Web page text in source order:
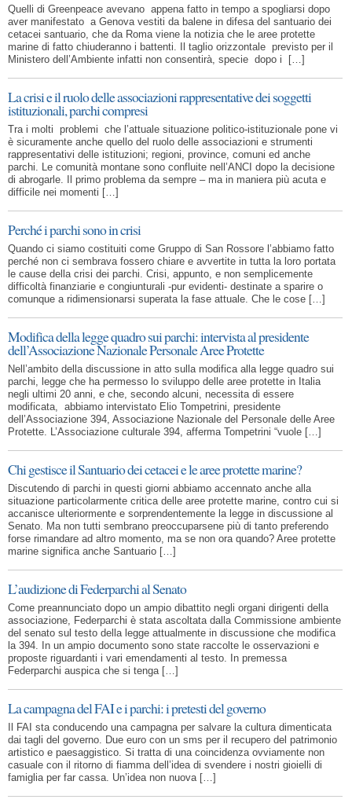
Quelli di Greenpeace avevano appena fatto in tempo a spogliarsi dopo
aver manifestato a Genova vestiti da balene in difesa del santuario dei
cetacei santuario, che da Roma viene la notizia che le aree protette
marine di fatto chiuderanno i battenti. Il taglio orizzontale previsto per il
Ministero dell’Ambiente infatti non consentirà, specie dopo i […]
La crisi e il ruolo delle associazioni rappresentative dei soggetti
istituzionali, parchi compresi
Tra i molti problemi che l’attuale situazione politico-istituzionale pone vi
è sicuramente anche quello del ruolo delle associazioni e strumenti
rappresentativi delle istituzioni; regioni, province, comuni ed anche
parchi. Le comunità montane sono confluite nell’ANCI dopo la decisione
di abrogarle. Il primo problema da sempre – ma in maniera più acuta e
difficile nei momenti […]
Perché i parchi sono in crisi
Quando ci siamo costituiti come Gruppo di San Rossore l’abbiamo fatto
perché non ci sembrava fossero chiare e avvertite in tutta la loro portata
le cause della crisi dei parchi. Crisi, appunto, e non semplicemente
difficoltà finanziarie e congiunturali -pur evidenti- destinate a sparire o
comunque a ridimensionarsi superata la fase attuale. Che le cose […]
Modifica della legge quadro sui parchi: intervista al presidente
dell’Associazione Nazionale Personale Aree Protette
Nell’ambito della discussione in atto sulla modifica alla legge quadro sui
parchi, legge che ha permesso lo sviluppo delle aree protette in Italia
negli ultimi 20 anni, e che, secondo alcuni, necessita di essere
modificata, abbiamo intervistato Elio Tompetrini, presidente
dell’Associazione 394, Associazione Nazionale del Personale delle Aree
Protette. L’Associazione culturale 394, afferma Tompetrini “vuole […]
Chi gestisce il Santuario dei cetacei e le aree protette marine?
Discutendo di parchi in questi giorni abbiamo accennato anche alla
situazione particolarmente critica delle aree protette marine, contro cui si
accanisce ulteriormente e sorprendentemente la legge in discussione al
Senato. Ma non tutti sembrano preoccuparsene più di tanto preferendo
forse rimandare ad altro momento, ma se non ora quando? Aree protette
marine significa anche Santuario […]
L’audizione di Federparchi al Senato
Come preannunciato dopo un ampio dibattito negli organi dirigenti della
associazione, Federparchi è stata ascoltata dalla Commissione ambiente
del senato sul testo della legge attualmente in discussione che modifica
la 394. In un ampio documento sono state raccolte le osservazioni e
proposte riguardanti i vari emendamenti al testo. In premessa
Federparchi auspica che si tenga […]
La campagna del FAI e i parchi: i pretesti del governo
Il FAI sta conducendo una campagna per salvare la cultura dimenticata
dai tagli del governo. Due euro con un sms per il recupero del patrimonio
artistico e paesaggistico. Si tratta di una coincidenza ovviamente non
casuale con il ritorno di fiamma dell’idea di svendere i nostri gioielli di
famiglia per far cassa. Un’idea non nuova […]